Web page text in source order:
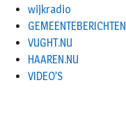
wijkradio
GEMEENTEBERICHTEN
VUGHT.NU
HAAREN.NU
VIDEO’S